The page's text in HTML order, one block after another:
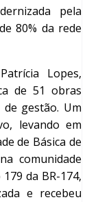
pela
80% da rede
Lopes,
de 51 obras
gestão. Um
levando em
de Básica de
comunidade
da BR-174,
e recebeu